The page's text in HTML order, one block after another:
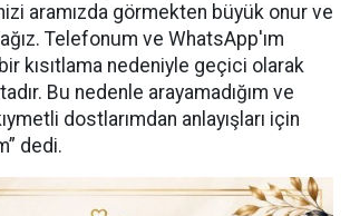
aramızda görmekten büyük onur ve
Telefonum ve WhatsApp'ım
kısıtlama nedeniyle geçici olarak
Bu nedenle arayamadığım ve
dostlarımdan anlayışları için
dedi.